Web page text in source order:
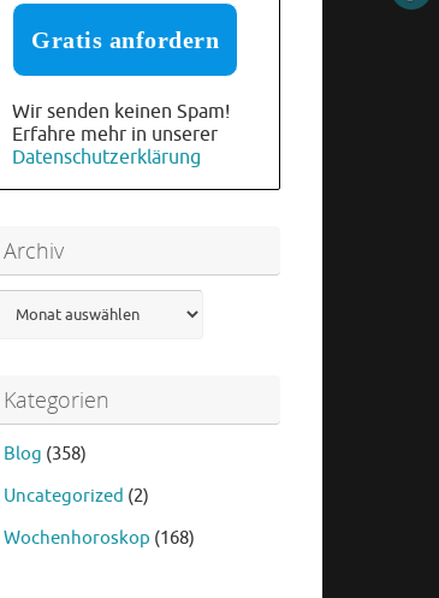
Wir senden keinen Spam!
Erfahre mehr in unserer
Datenschutzerklärung
Archiv
Archiv
Kategorien
Blog (358)
Uncategorized (2)
Wochenhoroskop (168)